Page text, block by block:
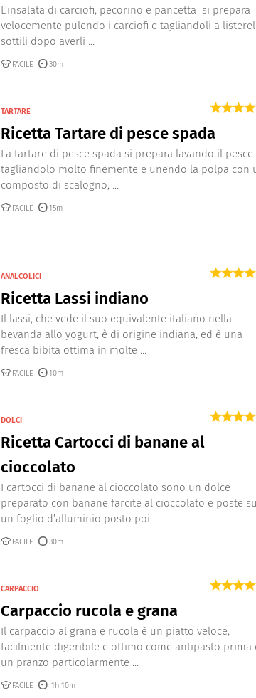
L’insalata di carciofi, pecorino e pancetta si prepara
velocemente pulendo i carciofi e tagliandoli a
sottili dopo averli ...
FACILE 30m
TARTARE
Ricetta Tartare di pesce spada
La tartare di pesce spada si prepara lavando il pesce
tagliandolo molto finemente e unendo la polpa con
composto di scalogno, ...
FACILE 15m
ANALCOLICI
Ricetta Lassi indiano
Il lassi, che vede il suo equivalente italiano nella
bevanda allo yogurt, è di origine indiana, ed è una
fresca bibita ottima in molte ...
FACILE 10m
DOLCI
Ricetta Cartocci di banane al
cioccolato
I cartocci di banane al cioccolato sono un dolce
preparato con banane farcite al cioccolato e poste su
un foglio d’alluminio posto poi ...
FACILE 30m
CARPACCIO
Carpaccio rucola e grana
Il carpaccio al grana e rucola è un piatto veloce,
facilmente digeribile e ottimo come antipasto prima
un pranzo particolarmente ...
FACILE 1h 10m